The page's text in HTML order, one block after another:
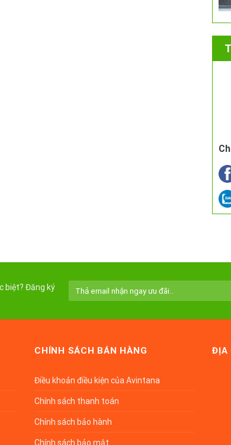
biệt? Đăng ký
CHÍNH SÁCH BÁN HÀNG
Điều khoản điều kiện của Avintana
Chính sách thanh toán
Chính sách bảo hành
Chính sách bảo mật
ĐỊA